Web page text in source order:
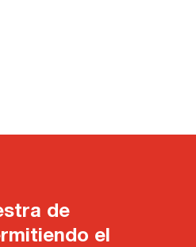
de
el